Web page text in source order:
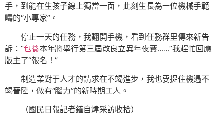
手，到能在生孩子線上獨當一面，此刻生長為一位機械手範
疇的“小專家”。
停止一天的任務，我翻開手機，看到任務群里傳來新告
訴：“包養本年將舉行第三屆改良立異年夜賽……”我趕忙回應
版主了“報名！”
制造業對于人才的請求在不竭進步，我也要捉住機遇不
竭晉陞，做有“腦力”的新時期工人。
（國民日報記者鐘自煒采訪收拾）